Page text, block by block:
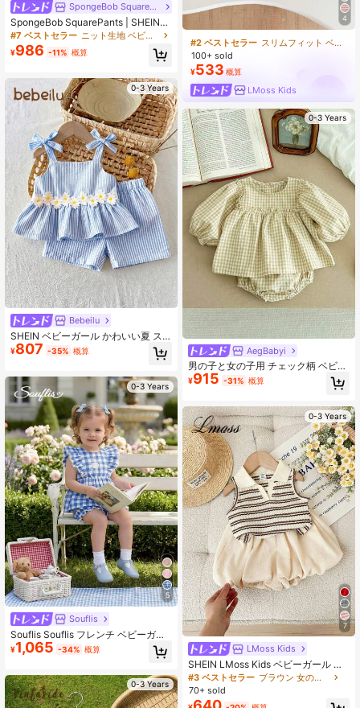
SpongeBob SquarePants
SpongeBob SquarePants | SHEIN
女の子用 夏カジュアル バケーション
通勤 かわいいカートゥーン プリント
レタストリム 半袖Tシャツ とチェッ
#7 ベストセラー ニット生地 ベビーガールズTシャツコーデ
¥986 -11% 概算
0-3 Years
Bebeilu
SHEIN ベビーガール かわいい夏 ス
トライプ リボン ノースリーブ トッ
プス&ウエスト ゴム ショーツ セット
¥807 -35% 概算
0-3 Years
5
Souflis
Souflis Souflis フレンチ ベビーガー
ルズ ブルー&ホワイト ストライプ チ
ェック柄 フリルスリーブ 刺繍トッ
アップ、カジュアルスクール向け夏
パーティー服
¥1,065 -34% 概算
0-3 Years
4
#2 ベストセラー
スリムフィット ベビーガールズタンクトップコーデ
100+ sold
¥533 概算
LMoss Kids
0-3 Years
AegBabyi
男の子と女の子用 チェック柄 ベビー
服 2点セット、韓国スタイル アウタ
ー 秋用
¥915 -31% 概算
0-3 Years
7
LMoss Kids
SHEIN LMoss Kids ベビーガール か
わいい夏 ストライプ ポロカラー タ
ンクトップ とエラスティックウエス
ト フリルショーツ セット
#3 ベストセラー
ブラウン 女の子用ベビーセット
70+ sold